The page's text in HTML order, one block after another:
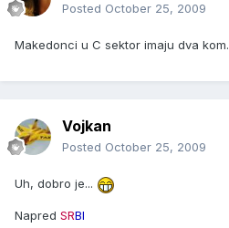
Posted October 25, 2009
Makedonci u C sektor imaju dva kom.
Vojkan
Posted October 25, 2009
Uh, dobro je...
Napred SRBI